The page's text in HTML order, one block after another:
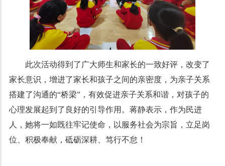
此次活动得到了广大师生和家长的一致好评，改变了
家长意识，增进了家长和孩子之间的亲密度，为亲子关系
搭建了沟通的“桥梁”，有效促进亲子关系和谐，对孩子的
心理发展起到了良好的引导作用。蒋静表示，作为民进
人，她将一如既往牢记使命，以服务社会为宗旨，立足岗
位、积极奉献，砥砺深耕、笃行不怠！